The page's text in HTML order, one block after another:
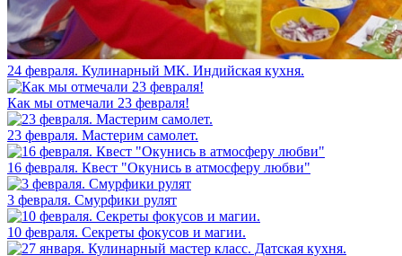
24 февраля. Кулинарный МК. Индийская кухня.
Как мы отмечали 23 февраля!
23 февраля. Мастерим самолет.
16 февраля. Квест "Окунись в атмосферу любви"
3 февраля. Смурфики рулят
10 февраля. Секреты фокусов и магии.